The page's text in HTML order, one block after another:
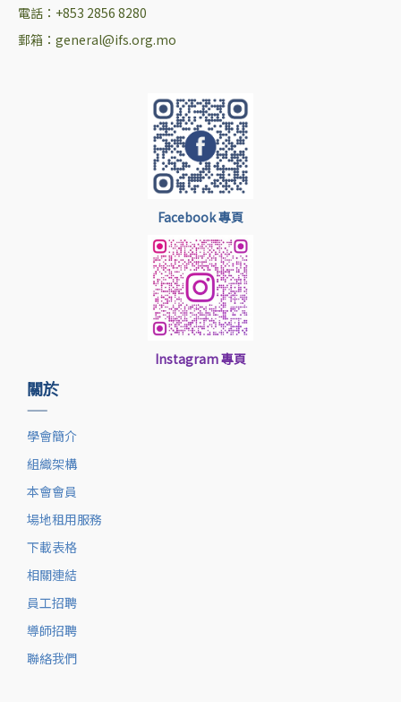
電話：+853 2856 8280
郵箱：general@ifs.org.mo
Facebook 專頁
Instagram 專頁
關於
——
學會簡介
組織架構
本會會員
場地租用服務
下載表格
相關連結
員工招聘
導師招聘
聯絡我們